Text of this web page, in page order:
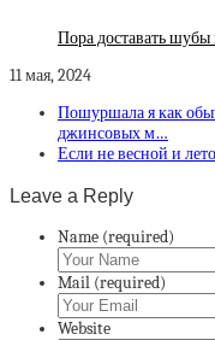
Пора доставать
11 мая, 2024
Пошуршала я как
джинсовых м…
Если не весной и
Leave a Reply
Name (required)
Mail (required)
Website